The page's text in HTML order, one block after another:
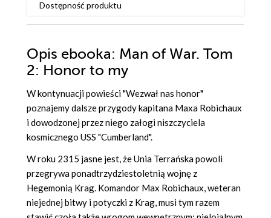
Dostępność produktu
Opis ebooka: Man of War. Tom
2: Honor to my
W kontynuacji powieści "Wezwał nas honor"
poznajemy dalsze przygody kapitana Maxa Robichaux
i dowodzonej przez niego załogi niszczyciela
kosmicznego USS "Cumberland".
W roku 2315 jasne jest, że Unia Terrańska powoli
przegrywa ponadtrzydziestoletnią wojnę z
Hegemonią Krag. Komandor Max Robichaux, weteran
niejednej bitwy i potyczki z Krag, musi tym razem